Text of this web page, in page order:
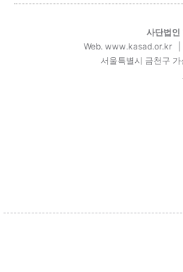
사단법인
Web. www.kasad.or.kr |
서울특별시 금천구